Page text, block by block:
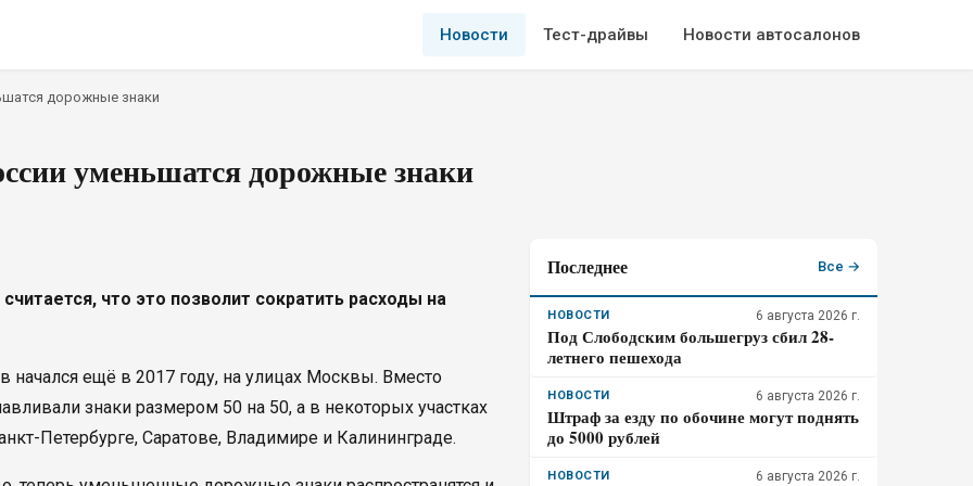
Новости Тест-драйвы Новости автосалонов
дорожные знаки
уменьшатся дорожные знаки
что это позволит сократить расходы на
ещё в 2017 году, на улицах Москвы. Вместо
знаки размером 50 на 50, а в некоторых участках
Петербурге, Саратове, Владимире и Калининграде.
Последнее Все →
НОВОСТИ 6 августа 2026 г.
Под Слободским большегруз сбил 28-
летнего пешехода
НОВОСТИ 6 августа 2026 г.
Штраф за езду по обочине могут поднять
до 5000 рублей
НОВОСТИ 6 августа 2026 г.